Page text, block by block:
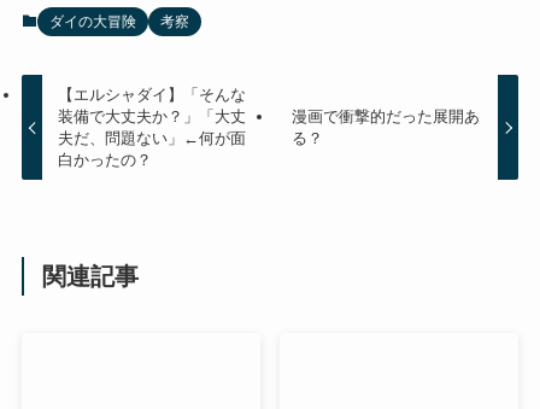
ダイの大冒険 考察
【エルシャダイ】「そんな
装備で大丈夫か？」「大丈
夫だ、問題ない」←何が面
白かったの？
漫画で衝撃的だった展開あ
る？
関連記事